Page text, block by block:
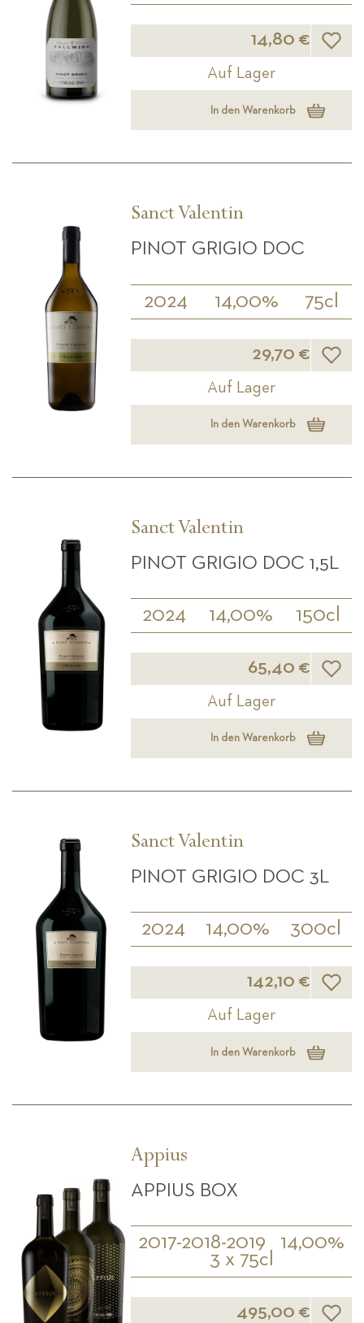
14,80 €
Auf Lager
In den Warenkorb
Sanct Valentin
PINOT GRIGIO DOC
2024 14,00% 75cl
29,70 €
Auf Lager
In den Warenkorb
Sanct Valentin
PINOT GRIGIO DOC 1,5L
2024 14,00% 150cl
65,40 €
Auf Lager
In den Warenkorb
Sanct Valentin
PINOT GRIGIO DOC 3L
2024 14,00% 300cl
142,10 €
Auf Lager
In den Warenkorb
Appius
APPIUS BOX
2017-2018-2019
14,00%
3 x 75cl
495,00 €